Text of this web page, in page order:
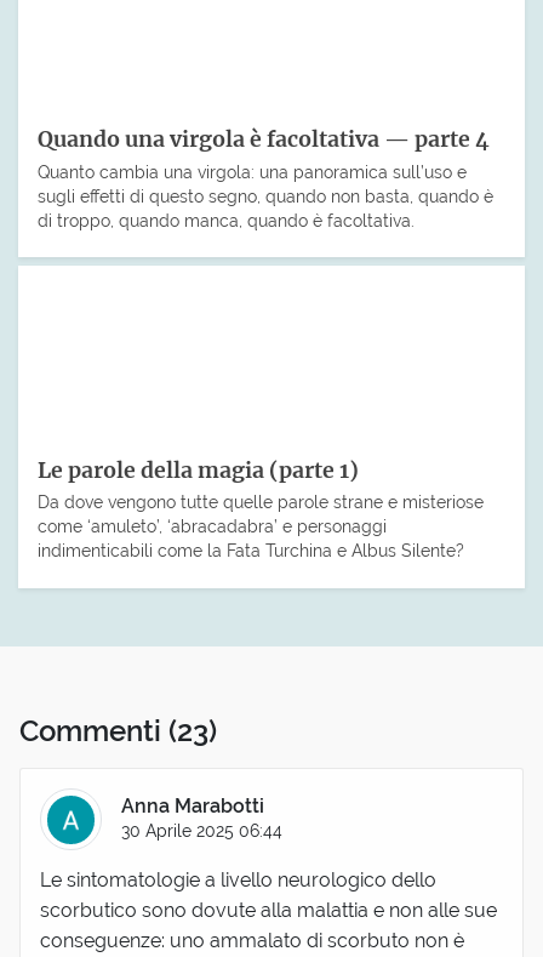
Quando una virgola è facoltativa — parte 4
Quanto cambia una virgola: una panoramica sull’uso e
sugli effetti di questo segno, quando non basta, quando è
di troppo, quando manca, quando è facoltativa.
Le parole della magia (parte 1)
Da dove vengono tutte quelle parole strane e misteriose
come ‘amuleto’, ‘abracadabra’ e personaggi
indimenticabili come la Fata Turchina e Albus Silente?
Commenti (23)
Anna Marabotti
30 Aprile 2025 06:44
Le sintomatologie a livello neurologico dello
scorbutico sono dovute alla malattia e non alle sue
conseguenze: uno ammalato di scorbuto non è